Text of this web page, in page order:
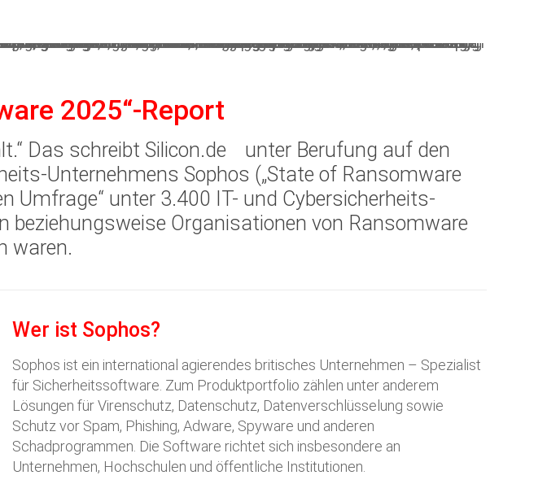
2025“-Report
Das schreibt Silicon.de
unter Berufung auf den
Unternehmens Sophos („State of Ransomware
Umfrage“ unter 3.400 IT- und Cybersicherheits-
beziehungsweise Organisationen von Ransomware
waren.
Wer ist Sophos?
Sophos ist ein international agierendes britisches Unternehmen – Spezialist
für Sicherheitssoftware. Zum Produktportfolio zählen unter anderem
Lösungen für Virenschutz, Datenschutz, Datenverschlüsselung sowie
Schutz vor Spam, Phishing, Adware, Spyware und anderen
Schadprogrammen. Die Software richtet sich insbesondere an
Unternehmen, Hochschulen und öffentliche Institutionen.